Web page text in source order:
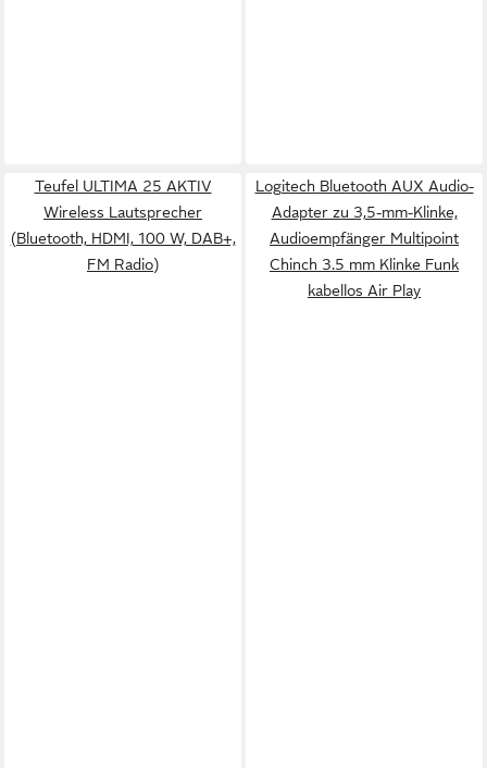
Teufel ULTIMA 25 AKTIV
Wireless Lautsprecher
(Bluetooth, HDMI, 100 W, DAB+,
FM Radio)
Logitech Bluetooth AUX Audio-
Adapter zu 3,5-mm-Klinke,
Audioempfänger Multipoint
Chinch 3.5 mm Klinke Funk
kabellos Air Play